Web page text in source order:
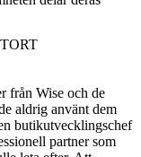
från Wise och de
aldrig använt dem
butikutvecklingschef
partner som